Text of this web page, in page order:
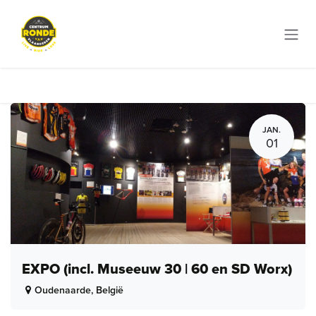
JAN.
01
EXPO (incl. Museeuw 30 | 60 en SD Worx)
Oudenaarde, België